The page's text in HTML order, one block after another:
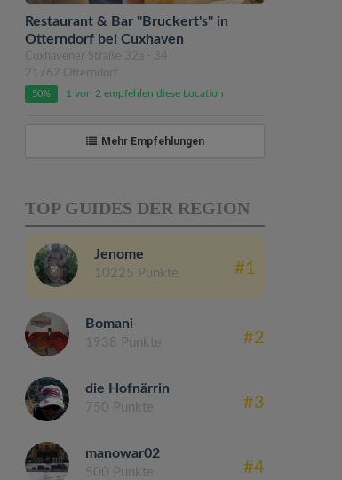
Restaurant & Bar "Bruckert's" in
Otterndorf bei Cuxhaven
Cuxhavener Straße 32a - 34
21762 Otterndorf
50% 1 von 2 empfehlen diese Location
Mehr Empfehlungen
TOP GUIDES DER REGION
Jenome
10225 Punkte #1
Bomani
1938 Punkte #2
die Hofnärrin
750 Punkte #3
manowar02
500 Punkte #4